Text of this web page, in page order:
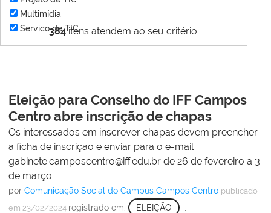
384itens atendem ao seu critério.
Multimídia
Servico de TIC
Eleição para Conselho do IFF Campos
Centro abre inscrição de chapas
Os interessados em inscrever chapas devem preencher
a ficha de inscrição e enviar para o e-mail
gabinete.camposcentro@iff.edu.br de 26 de fevereiro a 3
de março.
por Comunicação Social do Campus Campos Centro publicado
em 23/02/2024 registrado em: ELEIÇÃO